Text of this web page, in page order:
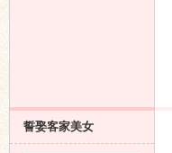
誓娶客家美女